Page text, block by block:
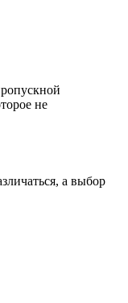
не
а выбор